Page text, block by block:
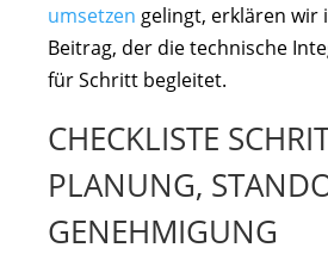
umsetzen gelingt, erklären wir
Beitrag, der die technische
für Schritt begleitet.
CHECKLISTE
PLANUNG,
GENEHMIGUNG